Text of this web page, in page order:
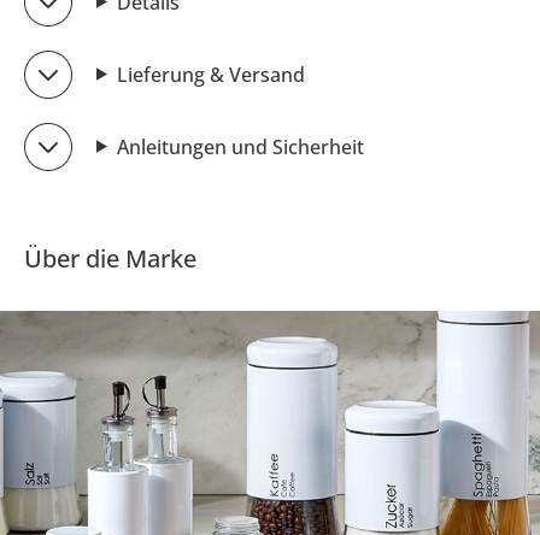
Lieferung & Versand
Anleitungen und Sicherheit
Über die Marke